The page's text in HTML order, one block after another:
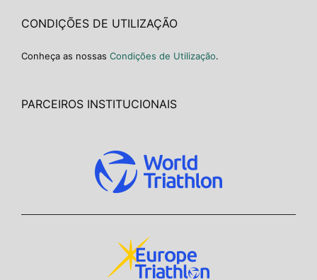
CONDIÇÕES DE UTILIZAÇÃO
Conheça as nossas Condições de Utilização.
PARCEIROS INSTITUCIONAIS